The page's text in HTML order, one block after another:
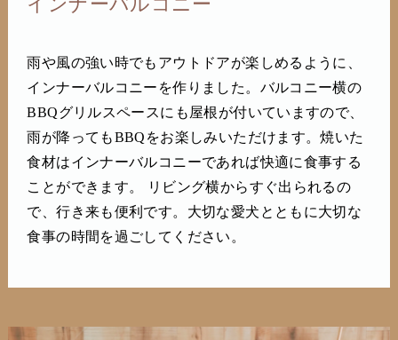
インナーバルコニー
雨や風の強い時でもアウトドアが楽しめるように、
インナーバルコニーを作りました。バルコニー横の
BBQグリルスペースにも屋根が付いていますので、
雨が降ってもBBQをお楽しみいただけます。焼いた
食材はインナーバルコニーであれば快適に食事する
ことができます。 リビング横からすぐ出られるの
で、行き来も便利です。大切な愛犬とともに大切な
食事の時間を過ごしてください。